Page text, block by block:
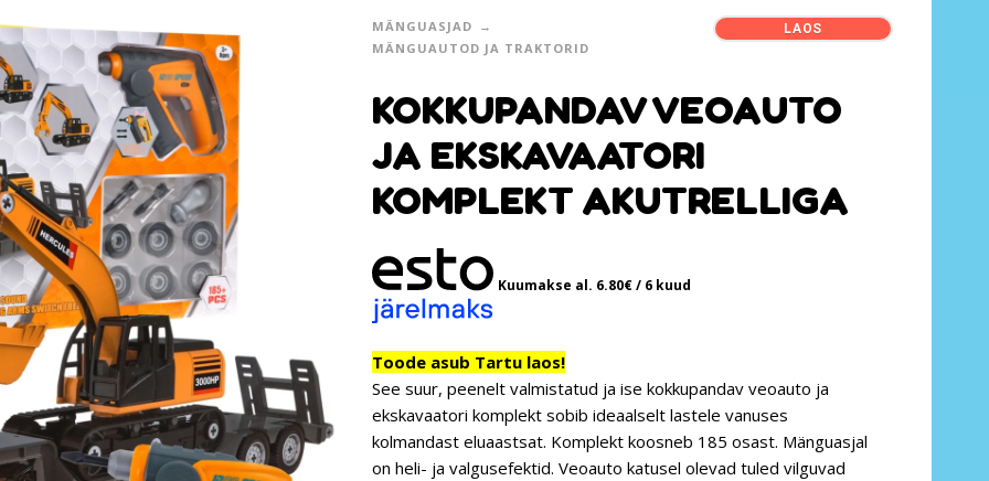
MÄNGUASJAD
MÄNGUAUTOD JA TRAKTORID
LAOS
KOKKUPANDAV VEOAUTO
JA EKSKAVAATORI
KOMPLEKT AKUTRELLIGA
Kuumakse al. 6.80€/ 6 kuud
Toode asub Tartu laos!
See suur, peenelt valmistatud ja ise kokkupandav veoauto ja
ekskavaatori komplekt sobib ideaalselt lastele vanuses
kolmandast eluaastsat. Komplekt koosneb 185 osast. Mänguasjal
on heli- ja valgusefektid. Veoauto katusel olevad tuled vilguvad